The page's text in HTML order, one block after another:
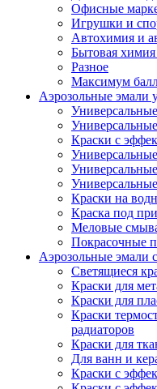
Офисные
Игрушки и
Автохимия и
Бытовая
Разное
Максимум
Аэрозольные эмали
Краски с
Краски на
Краска под
Меловые
Покрасочные
Аэрозольные эмали
Светящиеся
Краски для
Краски для
Краски
радиаторов
Краски для
Для ванн и
Краски с